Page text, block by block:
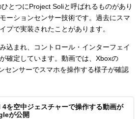
とつにProject Soliと呼ばれるものがあり
ーションセンサー技術です。過去にスマ
プで実装されたことがあります。
込まれ、コントロール・インターフェイ
確定しています。動画では、Xboxの
センサーでスマホを操作する様子が確認
4を空中ジェスチャーで操作する動画が
が公開